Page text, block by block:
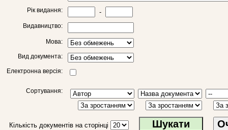
Рік видання: -
Видавництво:
Мова:
Вид документа:
Електронна версія:
Сортування:
Кількість документів на сторінці